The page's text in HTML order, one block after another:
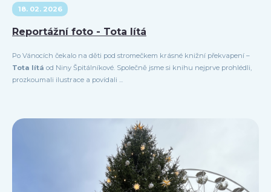
18. 02. 2026
Reportážní foto - Tota lítá
Po Vánocích čekalo na děti pod stromečkem krásné knižní překvapení –
Tota lítá od Niny Špitálníkové. Společně jsme si knihu nejprve prohlédli,
prozkoumali ilustrace a povídali ...